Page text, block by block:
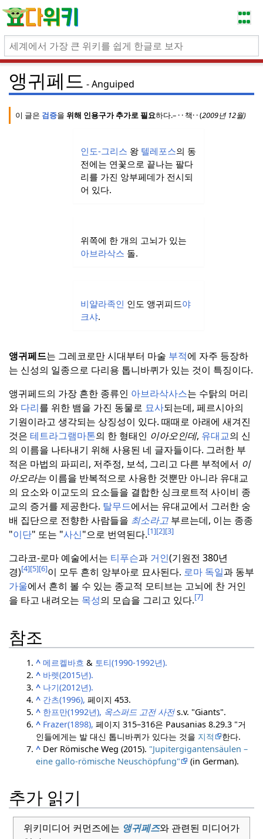
앵귀페드 Anguiped
이 글은 검증을 위해 인용구가 추가로 필요하다.– · · 책· ·(2009년 12월)
인도-그리스 왕 텔레포스의 동
전에는 연꽃으로 끝나는 팔다
리를 가진 앙부페데가 전시되
어 있다.
위쪽에 한 개의 고뇌가 있는
아브라삭스 돌.
비얄라족인 인도 앵귀피드야
크샤.
앵귀페드는 그레코로만 시대부터 마술 부적에 자주 등장하
는 신성의 일종으로 다리용 톱니바퀴가 있는 것이 특징이다.
앵귀페드의 가장 흔한 종류인 아브라삭사스는 수탉의 머리
와 다리를 위한 뱀을 가진 동물로 묘사되는데, 페르시아의
기원이라고 생각되는 상징성이 있다. 때때로 아래에 새겨진
것은 테트라그램마톤의 한 형태인 이아오인데, 유대교의 신
의 이름을 나타내기 위해 사용된 네 글자들이다. 그러한 부
적은 마법의 파피리, 저주정, 보석, 그리고 다른 부적에서 이
아오라는 이름을 반복적으로 사용한 것뿐만 아니라 유대교
의 요소와 이교도의 요소들을 결합한 싱크로트적 사이비 종
교의 증거를 제공한다. 탈무드에서는 유대교에서 그러한 숭
배 집단으로 전향한 사람들을 최소라고 부르는데, 이는 종종
"이단" 또는 "사신"으로 번역된다.[1][2][3]
그라코-로마 예술에서는 티푸슨과 거인(기원전 380년
경)[4][5][6]이 모두 흔히 앙부아로 묘사된다. 로마 독일과 동부
가울에서 흔히 볼 수 있는 종교적 모티브는 고뇌에 찬 거인
을 타고 내려오는 목성의 모습을 그리고 있다.[7]
참조
^ 메르켈바흐& 토티(1990-1992년).
^ 바렛(2015년).
^ 나기(2012년).
^ 간츠(1996), 페이지 453.
^ 한프만(1992년), 옥스퍼드 고전 사전s.v. "Giants".
^ Frazer(1898), 페이지 315–316은 Pausanias 8.29.3 "거
인들에게는 발 대신 톱니바퀴가 있다는 것을 지적
한다.
^ Der Römische Weg (2015). "Jupitergigantensäulen –
eine gallo-römische Neuschöpfung"
(in German).
추가 읽기
위키미디어 커먼즈에는 앵귀페즈와 관련된 미디어가